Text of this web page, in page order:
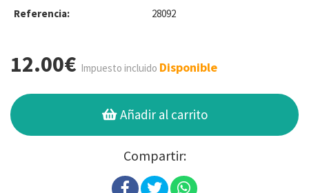
Referencia: 28092
12.00€ Impuesto incluido Disponible
Añadir al carrito
Compartir: